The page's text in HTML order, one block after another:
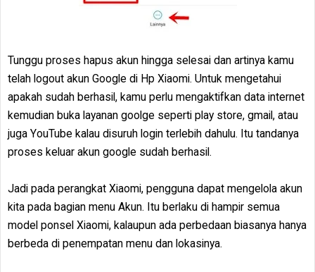
Tunggu proses hapus akun hingga selesai dan artinya kamu
telah logout akun Google di Hp Xiaomi. Untuk mengetahui
apakah sudah berhasil, kamu perlu mengaktifkan data internet
kemudian buka layanan goolge seperti play store, gmail, atau
juga YouTube kalau disuruh login terlebih dahulu. Itu tandanya
proses keluar akun google sudah berhasil.
Jadi pada perangkat Xiaomi, pengguna dapat mengelola akun
kita pada bagian menu Akun. Itu berlaku di hampir semua
model ponsel Xiaomi, kalaupun ada perbedaan biasanya hanya
berbeda di penempatan menu dan lokasinya.